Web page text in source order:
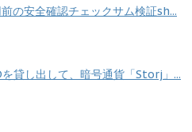
の安全確認チェックサム検証sh...
貸し出して、暗号通貨「Storj」...